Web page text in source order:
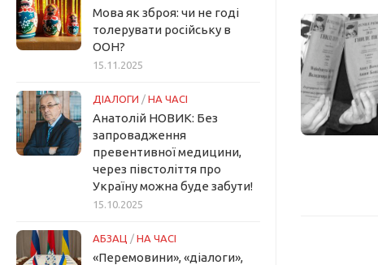
Мова як зброя: чи не годі
толерувати російську в
ООН?
15.11.2025
ДІАЛОГИ / НА ЧАСІ
Анатолій НОВИК: Без
запровадження
превентивної медицини,
через півстоліття про
Україну можна буде забути!
15.10.2025
АБЗАЦ / НА ЧАСІ
«Перемовини», «діалоги»,